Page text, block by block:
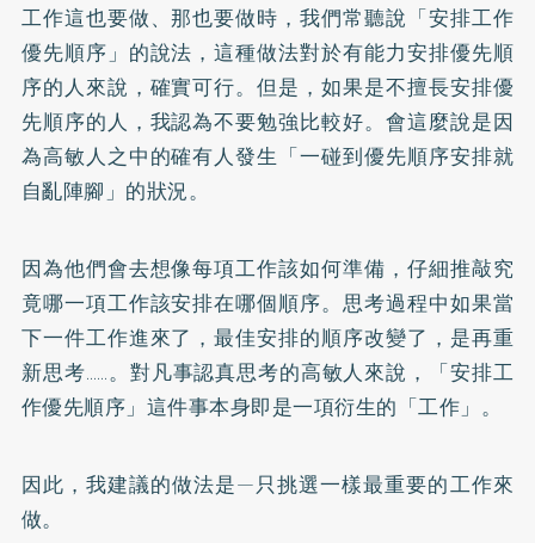
工作這也要做、那也要做時，我們常聽說「安排工作
優先順序」的說法，這種做法對於有能力安排優先順
序的人來說，確實可行。但是，如果是不擅長安排優
先順序的人，我認為不要勉強比較好。會這麼說是因
為高敏人之中的確有人發生「一碰到優先順序安排就
自亂陣腳」的狀況。
因為他們會去想像每項工作該如何準備，仔細推敲究
竟哪一項工作該安排在哪個順序。思考過程中如果當
下一件工作進來了，最佳安排的順序改變了，是再重
新思考……。對凡事認真思考的高敏人來說，「安排工
作優先順序」這件事本身即是一項衍生的「工作」。
因此，我建議的做法是—只挑選一樣最重要的工作來
做。